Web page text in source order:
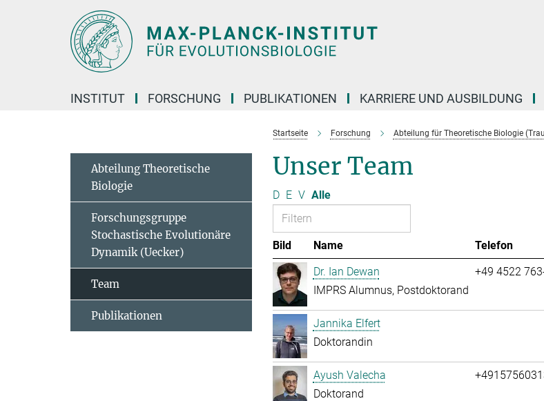
INSTITUT FORSCHUNG PUBLIKATIONEN KARRIERE UND AUSBILDUNG
Startseite Forschung Abteilung für Theoretische Biologie
Unser Team
D E V Alle
Bild Name Telefon
Dr. Ian Dewan
IMPRS Alumnus, Postdoktorand
+49 4522
Jannika Elfert
Doktorandin
Ayush Valecha
Doktorand
Abteilung Theoretische
Biologie
Forschungsgruppe
Stochastische Evolutionäre
Dynamik (Uecker)
Team
Publikationen